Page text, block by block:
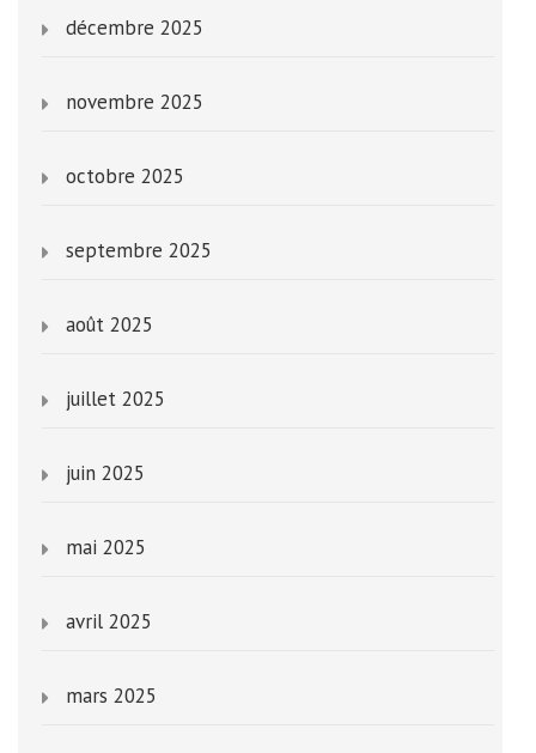
décembre 2025
novembre 2025
octobre 2025
septembre 2025
août 2025
juillet 2025
juin 2025
mai 2025
avril 2025
mars 2025